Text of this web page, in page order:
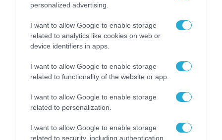
personalized advertising.
I want to allow Google to enable storage
related to analytics like cookies on web or
device identifiers in apps.
I want to allow Google to enable storage
related to functionality of the website or app.
I want to allow Google to enable storage
related to personalization.
I want to allow Google to enable storage
related to security, including authentication
ΡΟΗ ΕΙΔΗΣΕΩΝ